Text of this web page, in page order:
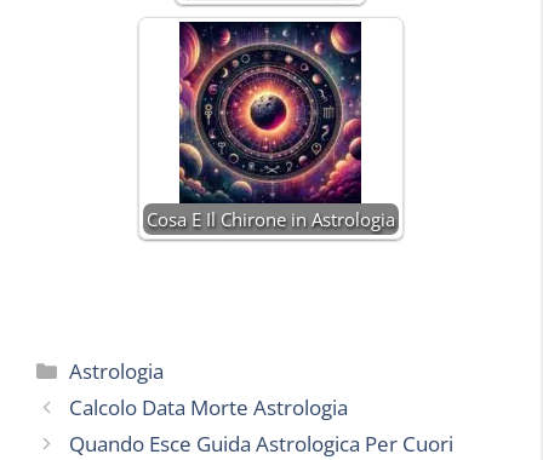
Cosa E Il Chirone in Astrologia
Categorie
Astrologia
Calcolo Data Morte Astrologia
Quando Esce Guida Astrologica Per Cuori